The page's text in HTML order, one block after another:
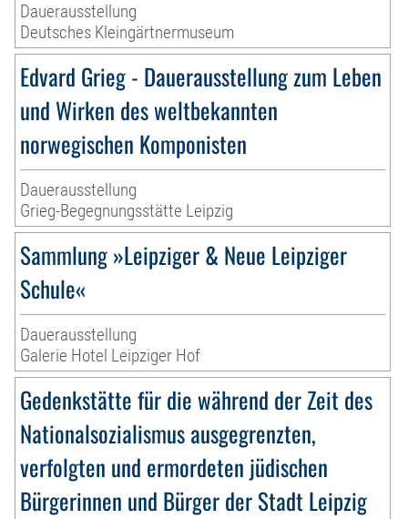
Dauerausstellung
Deutsches Kleingärtnermuseum
Edvard Grieg - Dauerausstellung zum Leben
und Wirken des weltbekannten
norwegischen Komponisten
Dauerausstellung
Grieg-Begegnungsstätte Leipzig
Sammlung »Leipziger & Neue Leipziger
Schule«
Dauerausstellung
Galerie Hotel Leipziger Hof
Gedenkstätte für die während der Zeit des
Nationalsozialismus ausgegrenzten,
verfolgten und ermordeten jüdischen
Bürgerinnen und Bürger der Stadt Leipzig